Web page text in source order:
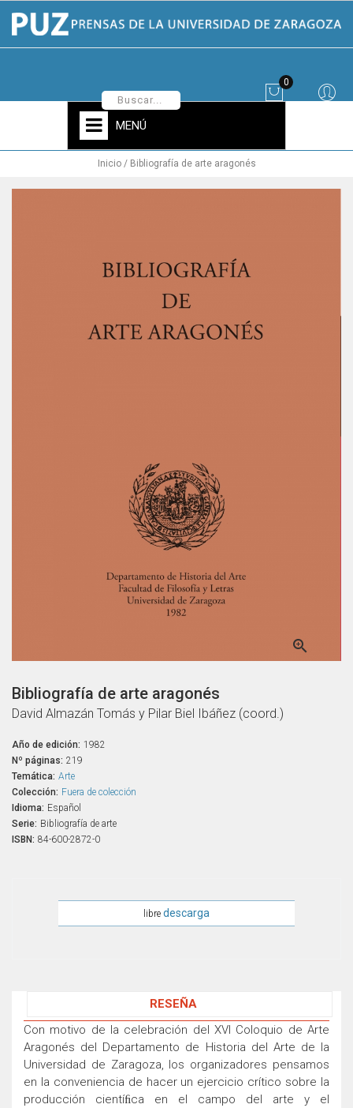
0
MENÚ
Inicio Bibliografía de arte aragonés

Bibliografía de arte aragonés
David Almazán Tomás y Pilar Biel Ibáñez (coord.)
Año de edición: 1982
Nº páginas: 219
Temática: Arte
Colección: Fuera de colección
Idioma: Español
Serie: Bibliografía de arte
ISBN: 84-600-2872-0
libre descarga
RESEÑA
Con motivo de la celebración del XVI Coloquio de Arte
Aragonés del Departamento de Historia del Arte de la
Universidad de Zaragoza, los organizadores pensamos
en la conveniencia de hacer un ejercicio crítico sobre la
producción cientíﬁca en el campo del arte y el